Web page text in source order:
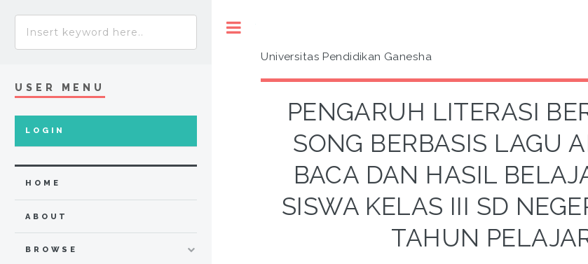
Universitas Pendidikan Ganesha
PENGARUH LITERASI
SONG BERBASIS LAGU
BACA DAN HASIL
SISWA KELAS III SD
TAHUN
USER MENU
LOGIN
HOME
ABOUT
BROWSE